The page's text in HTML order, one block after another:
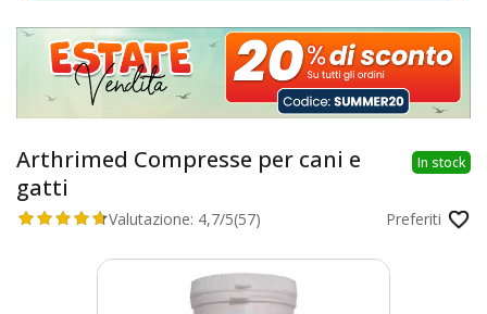
Arthrimed Compresse per cani e
gatti
In stock
Valutazione: 4,7/5(57) Preferiti